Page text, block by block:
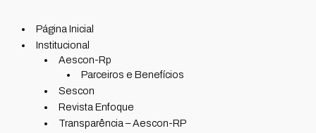
Página Inicial
Institucional
Aescon-Rp
Parceiros e Benefícios
Sescon
Revista Enfoque
Transparência – Aescon-RP